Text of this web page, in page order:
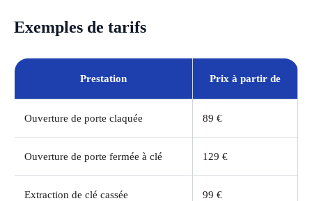
Exemples de tarifs
Prestation Prix à partir de
Ouverture de porte claquée 89 €
Ouverture de porte fermée à clé 129 €
Extraction de clé cassée 99 €